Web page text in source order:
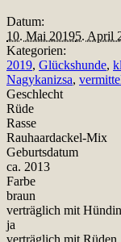
Datum:
10. Mai 20195. April
Kategorien:
2019, Glückshunde,
Nagykanizsa,
Geschlecht
Rüde
Rasse
Rauhaardackel-Mix
Geburtsdatum
ca. 2013
Farbe
braun
verträglich mit
ja
verträglich mit Rüden